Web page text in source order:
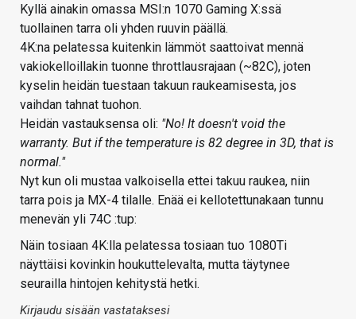
Kyllä ainakin omassa MSI:n 1070 Gaming X:ssä
tuollainen tarra oli yhden ruuvin päällä.
4K:na pelatessa kuitenkin lämmöt saattoivat mennä
vakiokelloillakin tuonne throttlausrajaan (~82C), joten
kyselin heidän tuestaan takuun raukeamisesta, jos
vaihdan tahnat tuohon.
Heidän vastauksensa oli: "No! It doesn't void the
warranty. But if the temperature is 82 degree in 3D, that is
normal."
Nyt kun oli mustaa valkoisella ettei takuu raukea, niin
tarra pois ja MX-4 tilalle. Enää ei kellotettunakaan tunnu
menevän yli 74C :tup:
Näin tosiaan 4K:lla pelatessa tosiaan tuo 1080Ti
näyttäisi kovinkin houkuttelevalta, mutta täytynee
seurailla hintojen kehitystä hetki.
Kirjaudu sisään vastataksesi